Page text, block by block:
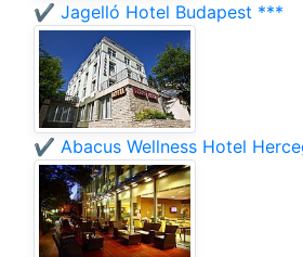
✔️ Jagelló Hotel Budapest ***
✔️ Abacus Wellness Hotel